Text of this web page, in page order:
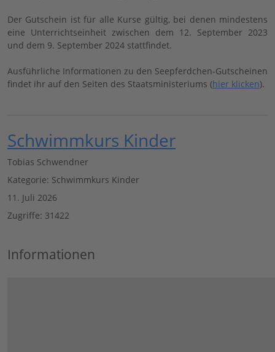
Der Gutschein ist für alle Kurse gültig, bei denen mindestens
eine Unterrichtseinheit zwischen dem 12. September 2023
und dem 9. September 2024 stattfindet.
Ausführliche Informationen zu den Seepferdchen-Gutscheinen
findet ihr auf den Seiten des Staatsministeriums (hier klicken).
Schwimmkurs Kinder
Tobias Schwendner
Kategorie: Schwimmkurs Kinder
11. Juli 2026
Zugriffe: 31422
Informationen